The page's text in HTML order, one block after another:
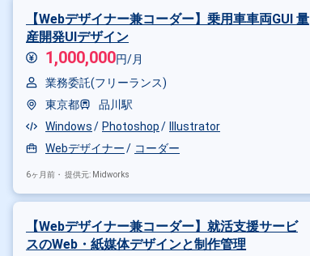
【Webデザイナー兼コーダー】乗用車車両GUI 量
産開発UIデザイン
1,000,000円/月
業務委託(フリーランス)
東京都
品川駅
Windows
Photoshop
Illustrator
Webデザイナー
コーダー
6ヶ月前・ 提供元: Midworks
【Webデザイナー兼コーダー】就活支援サービ
スのWeb・紙媒体デザインと制作管理